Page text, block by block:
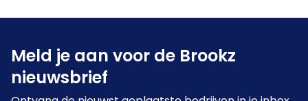
Meld je aan voor de Brookz
nieuwsbrief